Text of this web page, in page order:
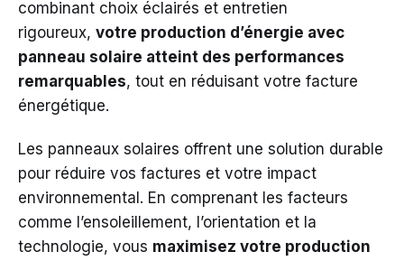
combinant choix éclairés et entretien
rigoureux, votre production d’énergie avec
panneau solaire atteint des performances
remarquables, tout en réduisant votre facture
énergétique.
Les panneaux solaires offrent une solution durable
pour réduire vos factures et votre impact
environnemental. En comprenant les facteurs
comme l’ensoleillement, l’orientation et la
technologie, vous maximisez votre production